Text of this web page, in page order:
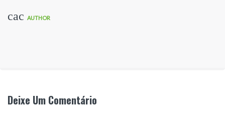
cac AUTHOR
Deixe Um Comentário